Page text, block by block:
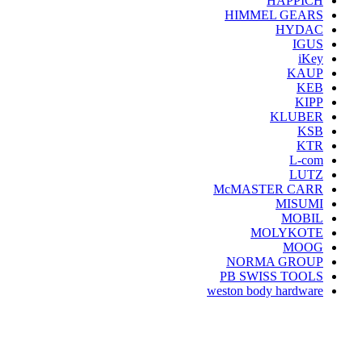
HIMMEL GEARS
HYDAC
IGUS
iKey
KAUP
KEB
KIPP
KLUBER
KSB
KTR
L-com
LUTZ
McMASTER CARR
MISUMI
MOBIL
MOLYKOTE
MOOG
NORMA GROUP
PB SWISS TOOLS
weston body hardware